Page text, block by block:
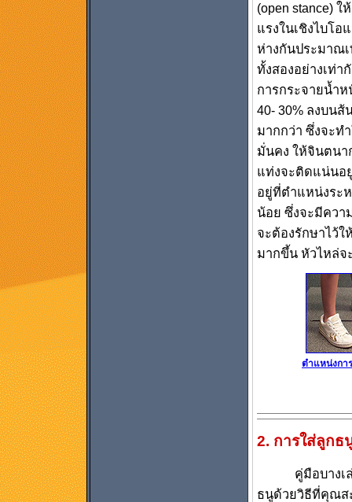
(open stance)
แรงในเชิงไบโอ
ห่างกันประมาณ
ทั้งสองอย่างเท่า
การกระจายน้ำ
40- 30% ลงบน
มากกว่า ซึ่งจะท
มั่นคง ให้จินตนา
แท่งจะติดแน่นอ
อยู่ที่ตำแหน่งระ
น้อย ซึ่งจะมีควา
จะต้องรักษาไว้
มากขึ้น หัวไหล่จ
ตำแหน่งกา
2. การใส่ลูกธ
คู่มือบางเล่มจ
ธนูด้วยวิธีที่คุณส